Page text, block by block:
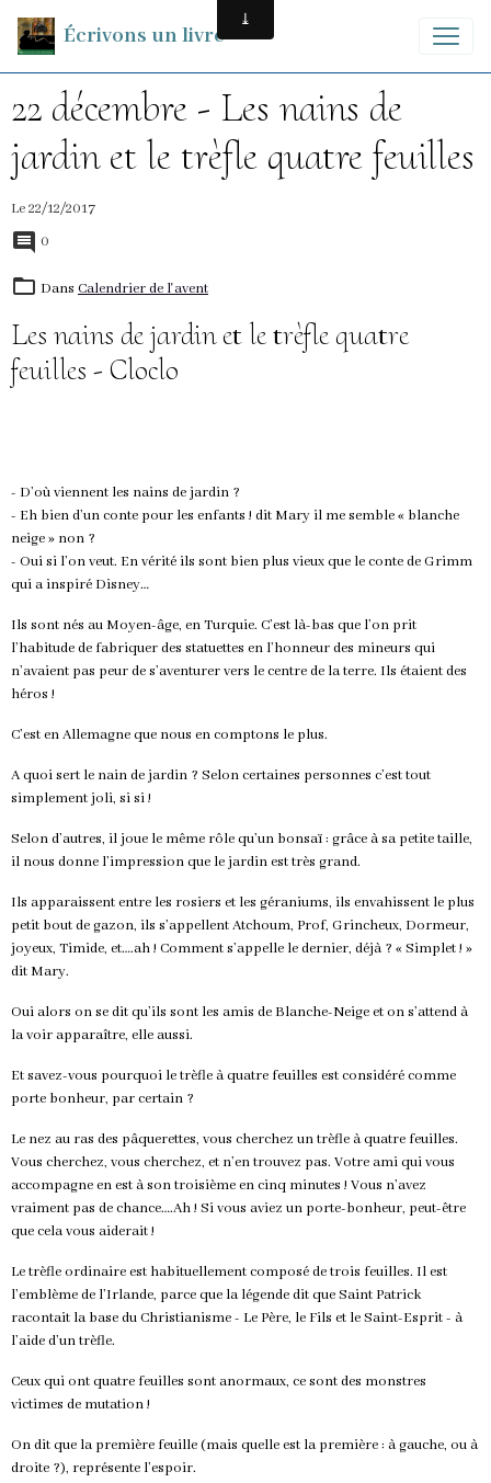
Écrivons un livre
22 décembre - Les nains de
jardin et le trèfle quatre feuilles
Le 22/12/2017
0
Dans Calendrier de l'avent
Les nains de jardin et le trèfle quatre
feuilles - Cloclo
- D’où viennent les nains de jardin ?
- Eh bien d’un conte pour les enfants ! dit Mary il me semble « blanche
neige » non ?
- Oui si l’on veut. En vérité ils sont bien plus vieux que le conte de Grimm
qui a inspiré Disney…
Ils sont nés au Moyen-âge, en Turquie. C’est là-bas que l’on prit
l’habitude de fabriquer des statuettes en l’honneur des mineurs qui
n’avaient pas peur de s’aventurer vers le centre de la terre. Ils étaient des
héros !
C’est en Allemagne que nous en comptons le plus.
A quoi sert le nain de jardin ? Selon certaines personnes c’est tout
simplement joli, si si !
Selon d’autres, il joue le même rôle qu’un bonsaï : grâce à sa petite taille,
il nous donne l’impression que le jardin est très grand.
Ils apparaissent entre les rosiers et les géraniums, ils envahissent le plus
petit bout de gazon, ils s’appellent Atchoum, Prof, Grincheux, Dormeur,
joyeux, Timide, et….ah ! Comment s’appelle le dernier, déjà ? « Simplet ! »
dit Mary.
Oui alors on se dit qu’ils sont les amis de Blanche-Neige et on s’attend à
la voir apparaître, elle aussi.
Et savez-vous pourquoi le trèfle à quatre feuilles est considéré comme
porte bonheur, par certain ?
Le nez au ras des pâquerettes, vous cherchez un trèfle à quatre feuilles.
Vous cherchez, vous cherchez, et n’en trouvez pas. Votre ami qui vous
accompagne en est à son troisième en cinq minutes ! Vous n’avez
vraiment pas de chance….Ah ! Si vous aviez un porte-bonheur, peut-être
que cela vous aiderait !
Le trèfle ordinaire est habituellement composé de trois feuilles. Il est
l’emblème de l’Irlande, parce que la légende dit que Saint Patrick
racontait la base du Christianisme - Le Père, le Fils et le Saint-Esprit - à
l’aide d’un trèfle.
Ceux qui ont quatre feuilles sont anormaux, ce sont des monstres
victimes de mutation !
On dit que la première feuille (mais quelle est la première : à gauche, ou à
droite ?), représente l’espoir.